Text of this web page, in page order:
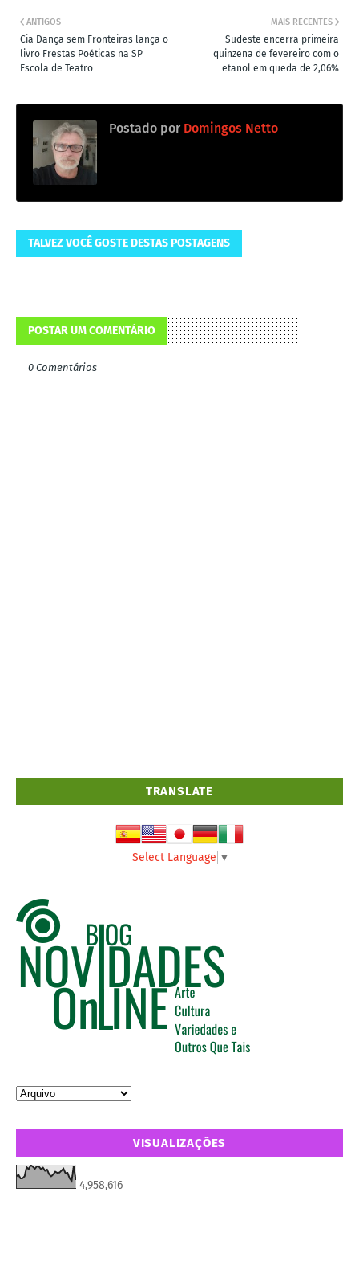
MAIS RECENTES
Sudeste encerra primeira
quinzena de fevereiro com o
etanol em queda de 2,06%
ANTIGOS
Cia Dança sem Fronteiras lança o
livro Frestas Poéticas na SP
Escola de Teatro
Postado por Domingos Netto
TALVEZ VOCÊ GOSTE DESTAS POSTAGENS
POSTAR UM COMENTÁRIO
0 Comentários
TRANSLATE
Select Language ▼
VISUALIZAÇÕES
4,958,616